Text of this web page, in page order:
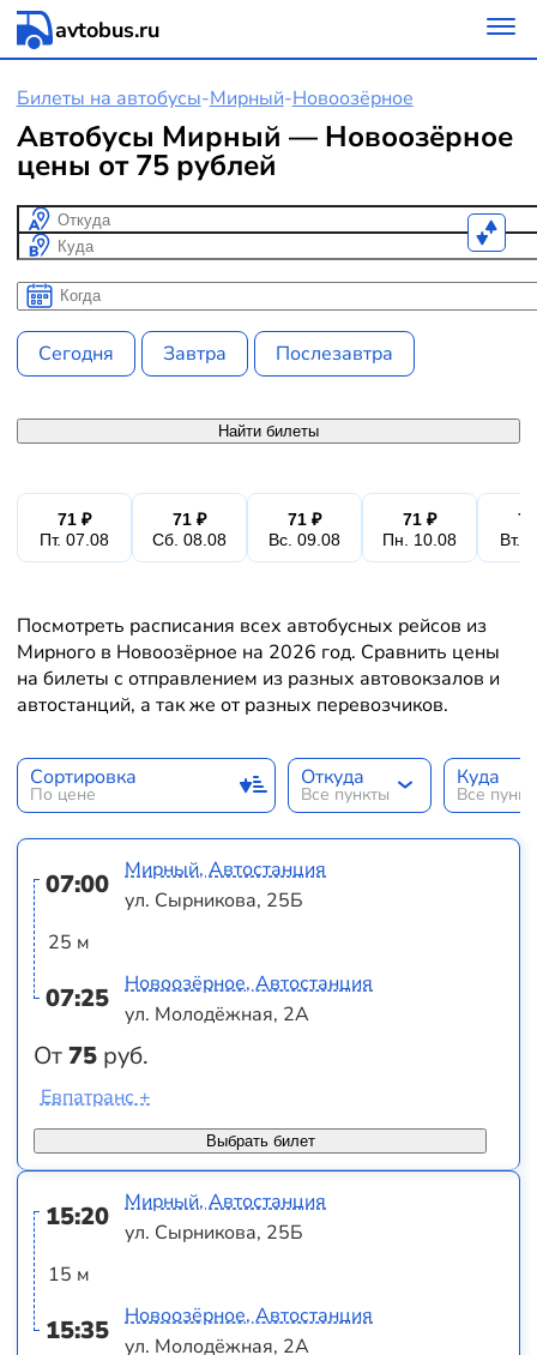
avtobus.ru
Билеты на автобусы-Мирный-Новоозёрное
Автобусы Мирный — Новоозёрное
цены от 75 рублей
Откуда
Куда
Когда
Когда
Сегодня Завтра Послезавтра
Найти билеты
71 ₽
Пт. 07.08
71 ₽
Сб. 08.08
71 ₽
Вс. 09.08
71 ₽
Пн. 10.08
Вт.
Посмотреть расписания всех автобусных рейсов из
Мирного в Новоозёрное на 2026 год. Сравнить цены
на билеты с отправлением из разных автовокзалов и
автостанций, а так же от разных перевозчиков.
Сортировка
По цене
Откуда
Все пункты
Куда
Все
07:00
25 м
07:25
От75 руб.
Мирный, Автостанция
ул. Сырникова, 25Б
Новоозёрное, Автостанция
ул. Молодёжная, 2А
Выбрать билет
Евпатранс +
15:20
15 м
15:35
Мирный, Автостанция
ул. Сырникова, 25Б
Новоозёрное, Автостанция
ул. Молодёжная, 2А